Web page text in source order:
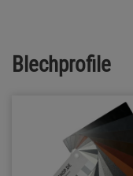
Blechprofile